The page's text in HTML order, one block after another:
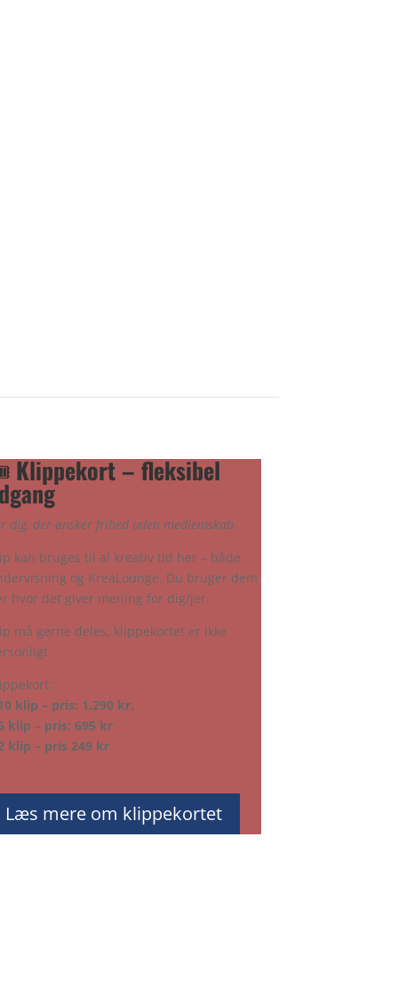
Klippekort – fleksibel
dig, der ønsker frihed uden medlemskab.
kan bruges til al kreativ tid her – både
og KreaLounge. Du bruger dem
hvor det giver mening for dig/jer.
må gerne deles, klippekortet er ikke
klip – pris: 1.290 kr.
klip – pris: 695 kr
klip – pris 249 kr
Læs mere om klippekortet